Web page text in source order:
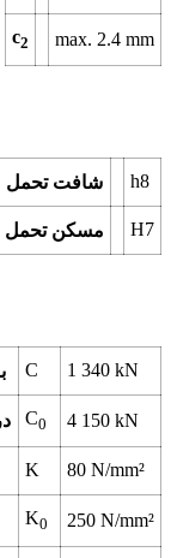
c2 max. 2.4 mm
شافت تحمل h8
مسکن تحمل H7
C 1 340 kN
C0 4 150 kN
K 80 N/mm²
K0 250 N/mm²